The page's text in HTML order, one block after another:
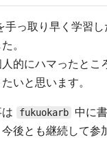
手っ取り早く学習
。
的にハマったとこ
いと思います。
fukuokarb 中に
後とも継続して参